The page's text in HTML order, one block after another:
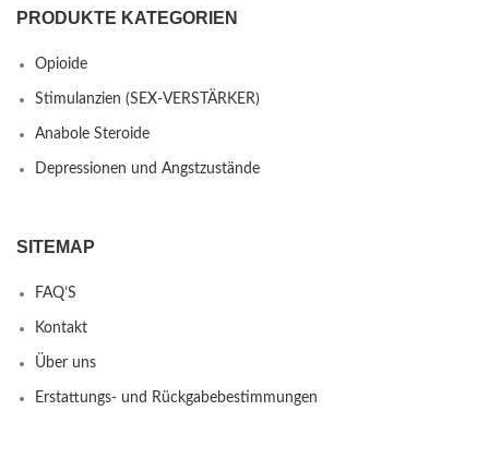
PRODUKTE KATEGORIEN
Opioide
Stimulanzien (SEX-VERSTÄRKER)
Anabole Steroide
Depressionen und Angstzustände
SITEMAP
FAQ’S
Kontakt
Über uns
Erstattungs- und Rückgabebestimmungen